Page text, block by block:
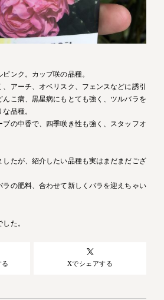
ンク。カップ咲の品種。
、アーチ、オベリスク、フェンスなどに誘引
こ病、黒星病にもとても強く、ツルバラを
品種。
の中香で、四季咲き性も強く、スタッフオ
したが、紹介したい品種も実はまだまだござ
ラの肥料、合わせて新しくバラを迎えちゃい
た。
る Xでシェアする